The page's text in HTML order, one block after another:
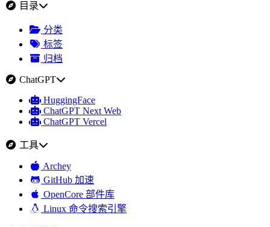
目录
分类
标签
归档
ChatGPT
HuggingFace
ChatGPT Next Web
ChatGPT Vercel
工具
Archey
GitHub 加速
OpenCore 部件库
Linux 命令搜索引擎